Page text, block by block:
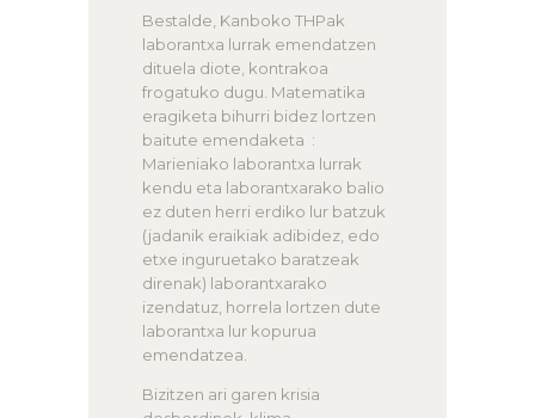
Bestalde, Kanboko THPak
laborantxa lurrak emendatzen
dituela diote, kontrakoa
frogatuko dugu. Matematika
eragiketa bihurri bidez lortzen
baitute emendaketa :
Marieniako laborantxa lurrak
kendu eta laborantxarako balio
ez duten herri erdiko lur batzuk
(jadanik eraikiak adibidez, edo
etxe inguruetako baratzeak
direnak) laborantxarako
izendatuz, horrela lortzen dute
laborantxa lur kopurua
emendatzea.
Bizitzen ari garen krisia